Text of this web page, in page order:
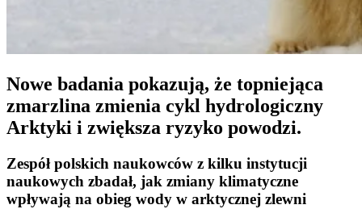
Nowe badania pokazują, że topniejąca
zmarzlina zmienia cykl hydrologiczny
Arktyki i zwiększa ryzyko powodzi.
Zespół polskich naukowców z kilku instytucji
naukowych zbadał, jak zmiany klimatyczne
wpływają na obieg wody w arktycznej zlewni